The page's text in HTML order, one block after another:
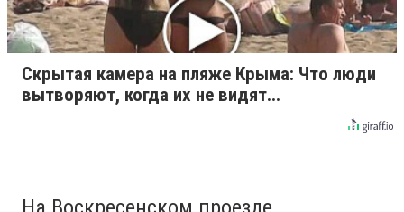
Скрытая камера на пляже Крыма: Что люди
вытворяют, когда их не видят...